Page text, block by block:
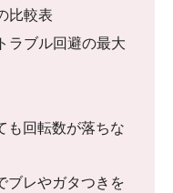
比較表
ラブル回避の最大
も回転数が落ちな
ブレやガタつきを